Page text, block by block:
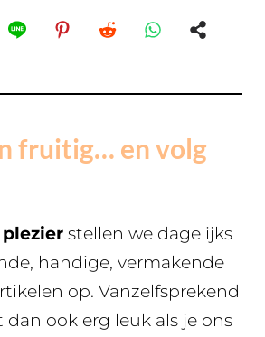
fruitig… en volg
stellen we dagelijks
handige, vermakende
op. Vanzelfsprekend
ook erg leuk als je ons